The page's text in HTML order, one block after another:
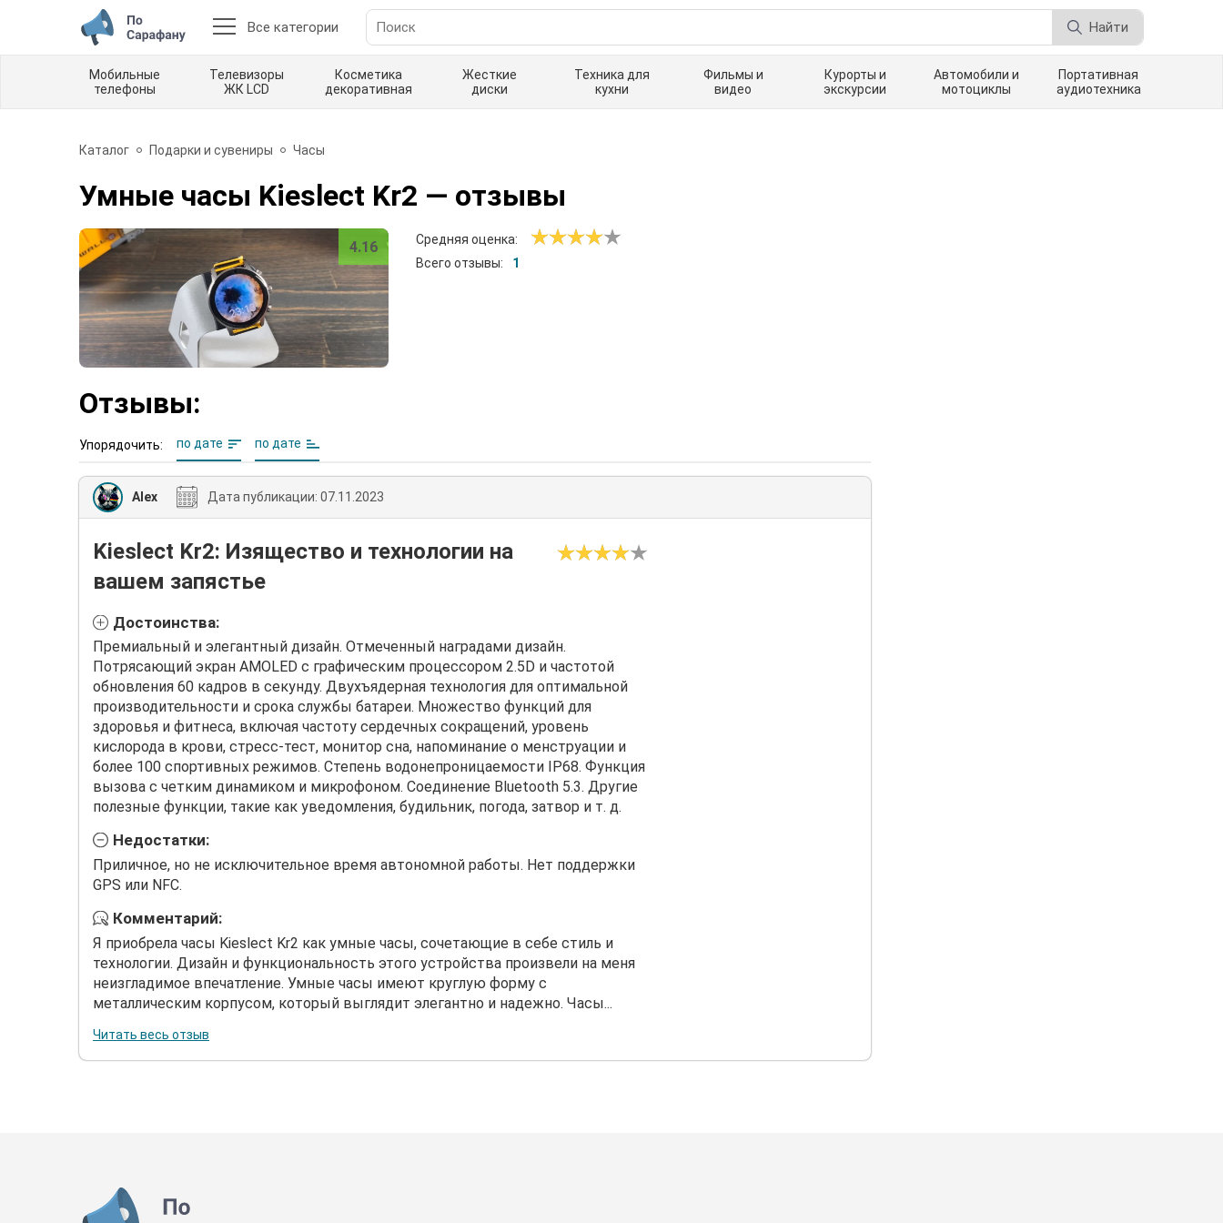
Все категории Найти
Мобильные
телефоны
Телевизоры
ЖК LCD
Косметика
декоративная
Жесткие
диски
Техника для
кухни
Фильмы и
видео
Курорты и
экскурсии
Автомобили и
мотоциклы
Портативная
аудиотехника
Каталог Подарки и сувениры Часы
Умные часы Kieslect Kr2 — отзывы
4.16
Средняя оценка:
Всего отзывы:
1
Отзывы:
Упорядочить: по дате по дате
Alex Дата публикации: 07.11.2023
Kieslect Kr2: Изящество и технологии на
вашем запястье
Достоинства:
Премиальный и элегантный дизайн. Отмеченный наградами дизайн.
Потрясающий экран AMOLED с графическим процессором 2.5D и частотой
обновления 60 кадров в секунду. Двухъядерная технология для оптимальной
производительности и срока службы батареи. Множество функций для
здоровья и фитнеса, включая частоту сердечных сокращений, уровень
кислорода в крови, стресс-тест, монитор сна, напоминание о менструации и
более 100 спортивных режимов. Степень водонепроницаемости IP68. Функция
вызова с четким динамиком и микрофоном. Соединение Bluetooth 5.3. Другие
полезные функции, такие как уведомления, будильник, погода, затвор и т. д.
Недостатки:
Приличное, но не исключительное время автономной работы. Нет поддержки
GPS или NFC.
Комментарий:
Я приобрела часы Kieslect Kr2 как умные часы, сочетающие в себе стиль и
технологии. Дизайн и функциональность этого устройства произвели на меня
неизгладимое впечатление. Умные часы имеют круглую форму с
металлическим корпусом, который выглядит элегантно и надежно. Часы...
Читать весь отзыв